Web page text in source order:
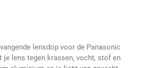
lensdop voor de Panasonic
je lens tegen krassen, vocht, stof en